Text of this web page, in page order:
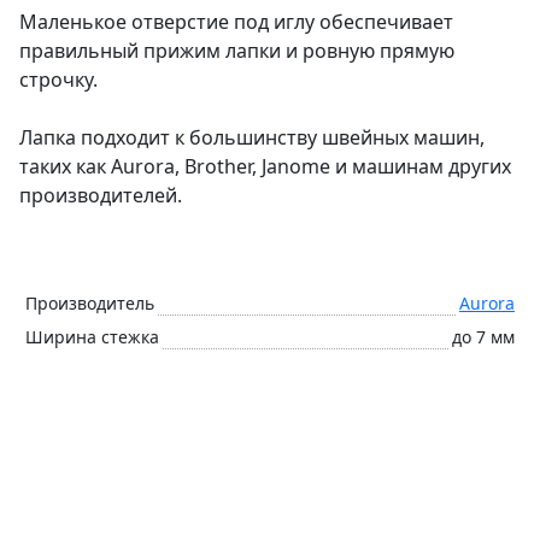
Маленькое отверстие под иглу обеспечивает
правильный прижим лапки и ровную прямую
строчку.
Лапка подходит к большинству швейных машин,
таких как Aurora, Brother, Janome и машинам других
производителей.
Производитель
Aurora
Ширина стежка
до 7 мм